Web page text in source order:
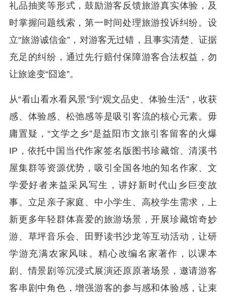
礼品抽奖等形式，鼓励游客反馈旅游真实体验，及
时掌握问题线索，第一时间处理旅游投诉纠纷。设
立“旅游诚信金”，对游客无过错，且事实清楚、证据
充足的纠纷，通过先行赔付保障游客合法权益，勿
让旅途变“囧途”。
从“看山看水看风景”到“观文品史、体验生活”，收获
感、体验感、松弛感等是吸引客流的核心元素。毋
庸置疑，“文学之乡”是益阳市文旅引客留客的火爆
IP，依托中国当代作家签名版图书珍藏馆、清溪书
屋集群等资源优势，吸引全国各地的知名作家、文
学爱好者来益采风写生，讲好新时代山乡巨变故
事。立足亲子家庭、中小学生、高校学生需求，上
新更多年轻群体喜爱的旅游场景，开展珍藏馆奇妙
游、草坪音乐会、田野读书沙龙等互动活动，让研
学游充满农家风味。精心改编名家著作，以课本
剧、情景剧等沉浸式展演还原原著场景，邀请游客
客串剧中角色，增强游客的参与感和体验感，让束